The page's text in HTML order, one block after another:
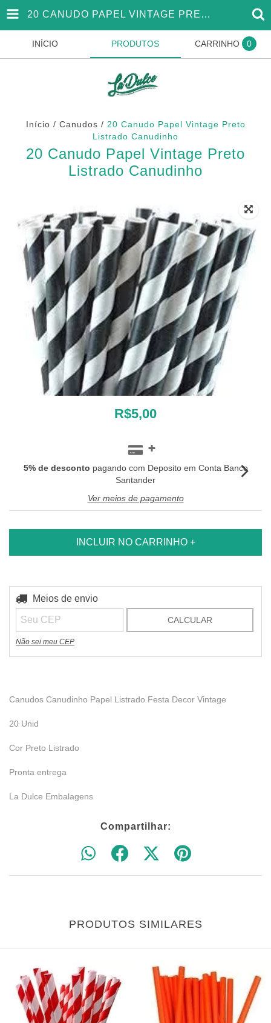
20 CANUDO PAPEL VINTAGE PRETO LISTRADO CANUDINHO
INÍCIO PRODUTOS CARRINHO 0
Início / Canudos / 20 Canudo Papel Vintage Preto
Listrado Canudinho
20 Canudo Papel Vintage Preto
Listrado Canudinho
R$5,00
5% de desconto pagando com Deposito em Conta Banco
Santander
Ver meios de pagamento
Entregas para o CEP:
Meios de envio
CALCULAR
Não sei meu CEP
Canudos Canudinho Papel Listrado Festa Decor Vintage
20 Unid
Cor Preto Listrado
Pronta entrega
La Dulce Embalagens
Compartilhar:
PRODUTOS SIMILARES